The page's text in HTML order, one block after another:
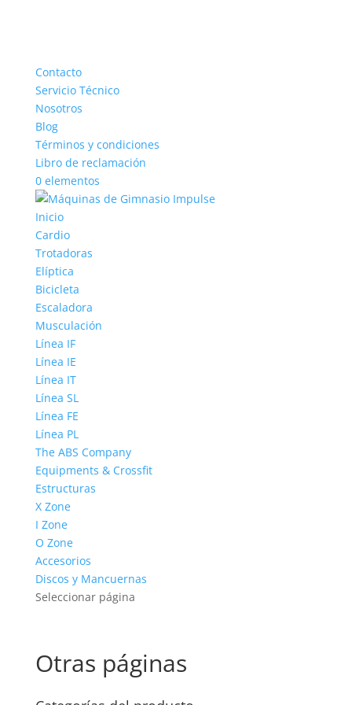
Contacto
Servicio Técnico
Nosotros
Blog
Términos y condiciones
Libro de reclamación
0 elementos
Inicio
Cardio
Trotadoras
Elíptica
Bicicleta
Escaladora
Musculación
Línea IF
Línea IE
Línea IT
Línea SL
Línea FE
Línea PL
The ABS Company
Equipments & Crossfit
Estructuras
X Zone
I Zone
O Zone
Accesorios
Discos y Mancuernas
Seleccionar página
Otras páginas